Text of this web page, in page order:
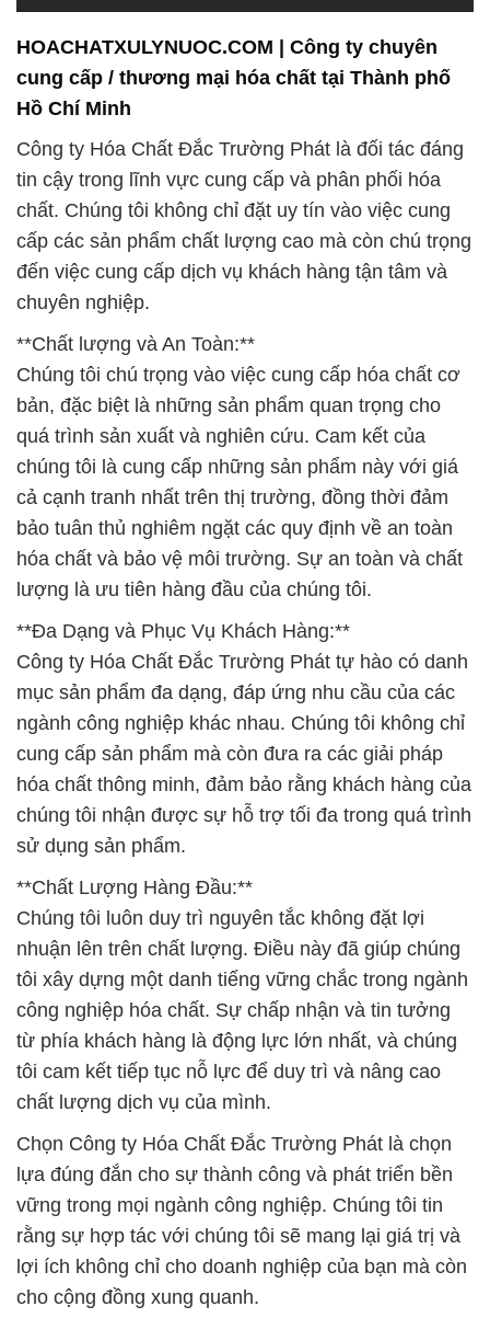
HOACHATXULYNUOC.COM | Công ty chuyên
cung cấp / thương mại hóa chất tại Thành phố
Hồ Chí Minh
Công ty Hóa Chất Đắc Trường Phát là đối tác đáng
tin cậy trong lĩnh vực cung cấp và phân phối hóa
chất. Chúng tôi không chỉ đặt uy tín vào việc cung
cấp các sản phẩm chất lượng cao mà còn chú trọng
đến việc cung cấp dịch vụ khách hàng tận tâm và
chuyên nghiệp.
**Chất lượng và An Toàn:**
Chúng tôi chú trọng vào việc cung cấp hóa chất cơ
bản, đặc biệt là những sản phẩm quan trọng cho
quá trình sản xuất và nghiên cứu. Cam kết của
chúng tôi là cung cấp những sản phẩm này với giá
cả cạnh tranh nhất trên thị trường, đồng thời đảm
bảo tuân thủ nghiêm ngặt các quy định về an toàn
hóa chất và bảo vệ môi trường. Sự an toàn và chất
lượng là ưu tiên hàng đầu của chúng tôi.
**Đa Dạng và Phục Vụ Khách Hàng:**
Công ty Hóa Chất Đắc Trường Phát tự hào có danh
mục sản phẩm đa dạng, đáp ứng nhu cầu của các
ngành công nghiệp khác nhau. Chúng tôi không chỉ
cung cấp sản phẩm mà còn đưa ra các giải pháp
hóa chất thông minh, đảm bảo rằng khách hàng của
chúng tôi nhận được sự hỗ trợ tối đa trong quá trình
sử dụng sản phẩm.
**Chất Lượng Hàng Đầu:**
Chúng tôi luôn duy trì nguyên tắc không đặt lợi
nhuận lên trên chất lượng. Điều này đã giúp chúng
tôi xây dựng một danh tiếng vững chắc trong ngành
công nghiệp hóa chất. Sự chấp nhận và tin tưởng
từ phía khách hàng là động lực lớn nhất, và chúng
tôi cam kết tiếp tục nỗ lực để duy trì và nâng cao
chất lượng dịch vụ của mình.
Chọn Công ty Hóa Chất Đắc Trường Phát là chọn
lựa đúng đắn cho sự thành công và phát triển bền
vững trong mọi ngành công nghiệp. Chúng tôi tin
rằng sự hợp tác với chúng tôi sẽ mang lại giá trị và
lợi ích không chỉ cho doanh nghiệp của bạn mà còn
cho cộng đồng xung quanh.